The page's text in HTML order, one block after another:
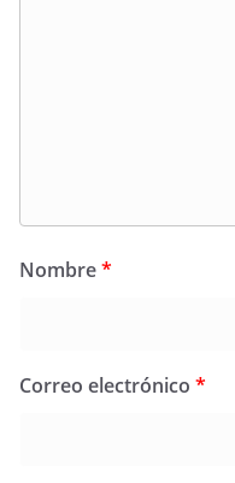
Nombre*
Correo electrónico *